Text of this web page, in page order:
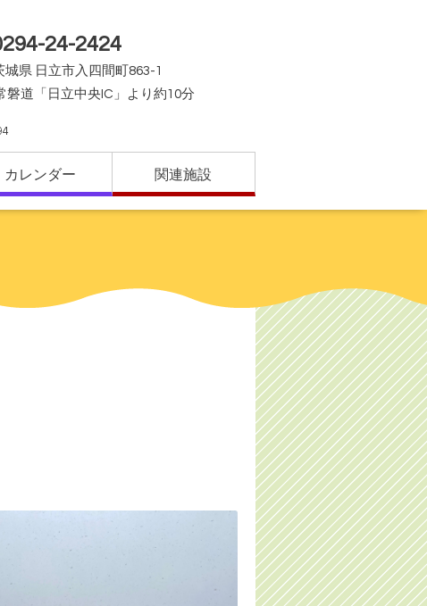
24-2424
城県 日立市入四間町863-1
磐道「日立中央IC」より約10分
カレンダー 関連施設